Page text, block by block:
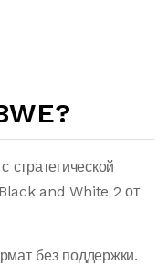
and White 2 от
без поддержки.